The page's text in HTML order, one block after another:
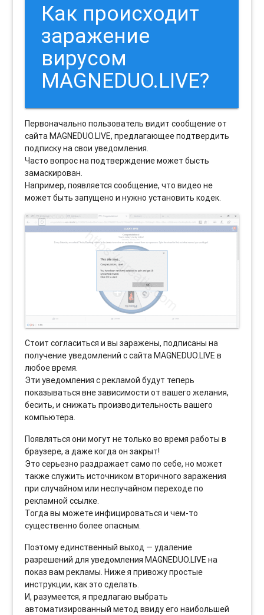
Как происходит
заражение
вирусом
MAGNEDUO.LIVE?
Первоначально пользователь видит сообщение от
сайта MAGNEDUO.LIVE, предлагающее подтвердить
подписку на свои уведомления.
Часто вопрос на подтверждение может бысть
замаскирован.
Например, появляется сообщение, что видео не
может быть запущено и нужно установить кодек.
Стоит согласиться и вы заражены, подписаны на
получение уведомлений с сайта MAGNEDUO.LIVE в
любое время.
Эти уведомления с рекламой будут теперь
показываться вне зависимости от вашего желания,
бесить, и снижать производительность вашего
компьютера.
Появляться они могут не только во время работы в
браузере, а даже когда он закрыт!
Это серьезно раздражает само по себе, но может
также служить источником вторичного заражения
при случайном или неслучайном переходе по
рекламной ссылке.
Тогда вы можете инфицироваться и чем-то
существенно более опасным.
Поэтому единственный выход — удаление
разрешений для уведомления MAGNEDUO.LIVE на
показ вам рекламы. Ниже я привожу простые
инструкции, как это сделать.
И, разумеется, я предлагаю выбрать
автоматизированный метод ввиду его наибольшей